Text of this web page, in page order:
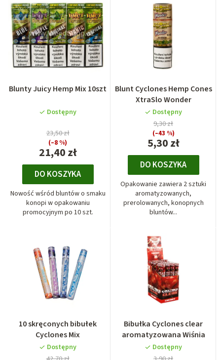
Blunty Juicy Hemp Mix 10szt
Dostępny
21,40 zł
23,50 zł
(–8 %)
DO KOSZYKA
Nowość wśród bluntów o smaku
konopi w opakowaniu
promocyjnym po 10 szt.
Blunt Cyclones Hemp Cones
XtraSlo Wonder
Dostępny
5,30 zł
9,30 zł
(–43 %)
DO KOSZYKA
Opakowanie zawiera 2 sztuki
aromatyzowanych,
prerolowanych, konopnych
bluntów...
10 skręconych bibułek
Cyclones Mix
Dostępny
Bibułka Cyclones clear
aromatyzowana Wiśnia
Dostępny